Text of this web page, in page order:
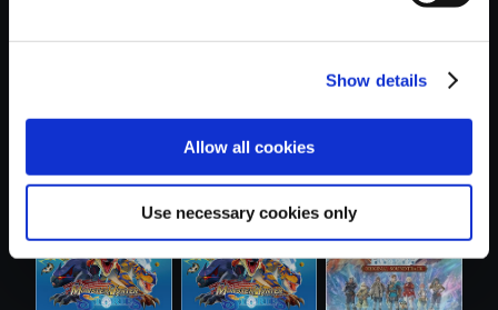
Show details
Allow all cookies
Use necessary cookies only
MONSTER
ブ ファイア...
ーハンター ....